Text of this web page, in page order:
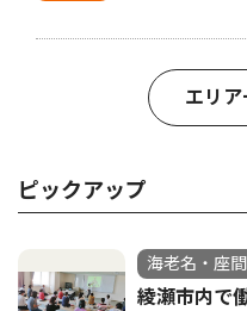
エリア
ピックアップ
海老名・座
綾瀬市内で